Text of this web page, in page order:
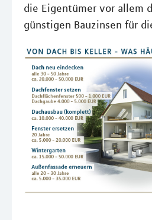
die Eigentümer vor allem
günstigen Bauzinsen für